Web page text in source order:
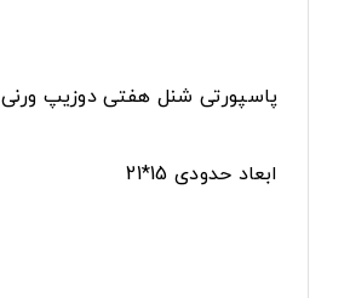
پاسپورتی شنل هفتی دوزیپ ورنی
ابعاد حدودی 15*21